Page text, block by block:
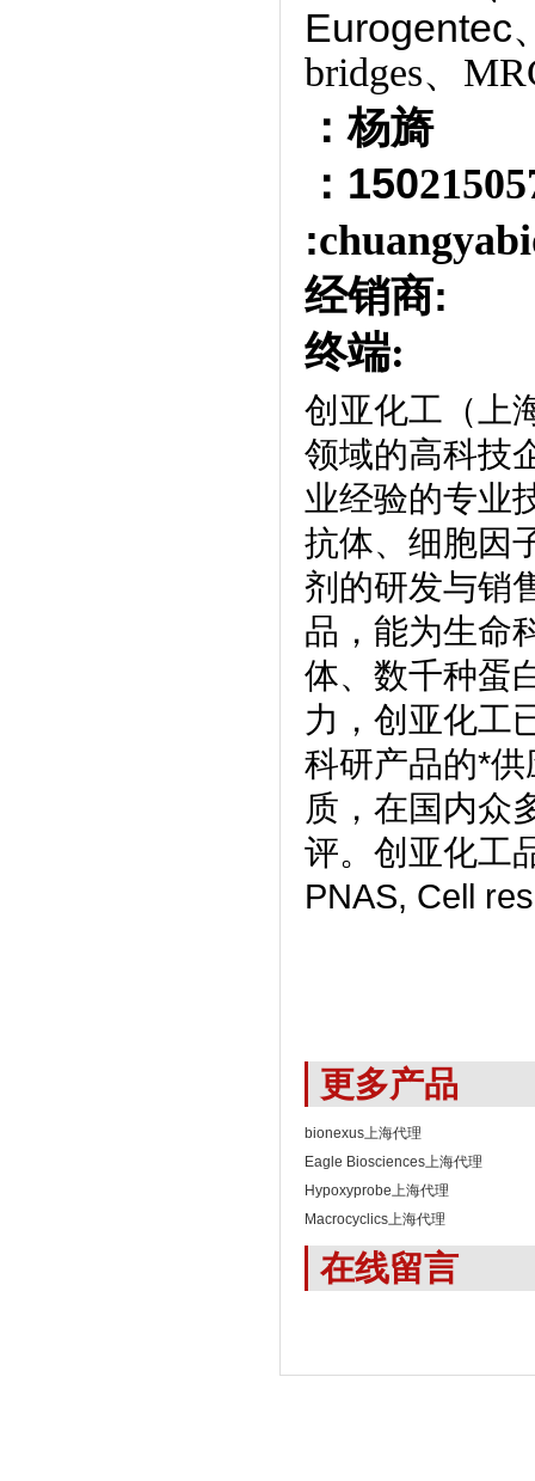
Eurogentec
bridges、
：杨旖
：150
:
经销商:
终端:
创亚化工（上
领域的高科技
业经验的专业
抗体、细胞因
剂的研发与销
品，能为生命
体、数千种蛋
力，创亚化工
科研产品的*
质，在国内众
评。创亚化工
PNAS, Cell
更多产品
bionexus上海代理
Eagle Biosciences上海代理
Hypoxyprobe上海代理
Macrocyclics上海代理
在线留言